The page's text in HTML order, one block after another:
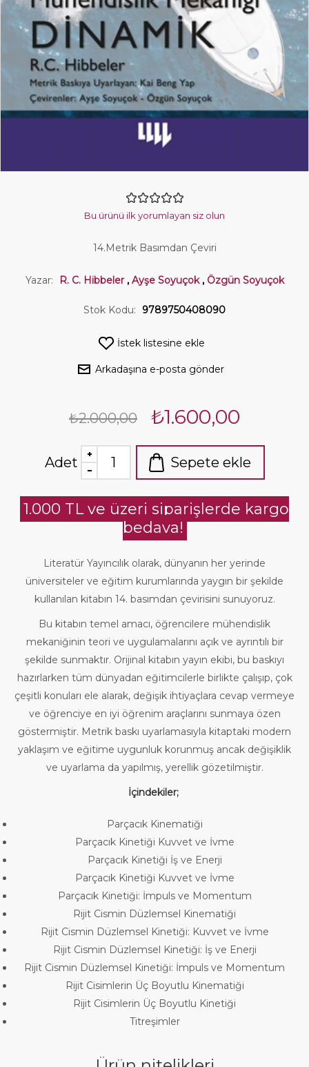
Bu ürünü ilk yorumlayan siz olun
14.Metrik Basımdan Çeviri
Yazar: R. C. Hibbeler , Ayşe Soyuçok , Özgün Soyuçok
Stok Kodu: 9789750408090
İstek listesine ekle
Arkadaşına e-posta gönder
₺2.000,00 ₺1.600,00
Adet Sepete ekle
1.000 TL ve üzeri siparişlerde kargo
bedava!
Literatür Yayıncılık olarak, dünyanın her yerinde
üniversiteler ve eğitim kurumlarında yaygın bir şekilde
kullanılan kitabın 14. basımdan çevirisini sunuyoruz.
Bu kitabın temel amacı, öğrencilere mühendislik
mekaniğinin teori ve uygulamalarını açık ve ayrıntılı bir
şekilde sunmaktır. Orijinal kitabın yayın ekibi, bu baskıyı
hazırlarken tüm dünyadan eğitimcilerle birlikte çalışıp, çok
çeşitli konuları ele alarak, değişik ihtiyaçlara cevap vermeye
ve öğrenciye en iyi öğrenim araçlarını sunmaya özen
göstermiştir. Metrik baskı uyarlamasıyla kitaptaki modern
yaklaşım ve eğitime uygunluk korunmuş ancak değişiklik
ve uyarlama da yapılmış, yerellik gözetilmiştir.
İçindekiler;
Parçacık Kinematiği
Parçacık Kinetiği Kuvvet ve İvme
Parçacık Kinetiği İş ve Enerji
Parçacık Kinetiği Kuvvet ve İvme
Parçacık Kinetiği: İmpuls ve Momentum
Rijit Cismin Düzlemsel Kinematiği
Rijit Cismin Düzlemsel Kinetiği: Kuvvet ve İvme
Rijit Cismin Düzlemsel Kinetiği: İş ve Enerji
Rijit Cismin Düzlemsel Kinetiği: İmpuls ve Momentum
Rijit Cisimlerin Üç Boyutlu Kinematiği
Rijit Cisimlerin Üç Boyutlu Kinetiği
Titreşimler